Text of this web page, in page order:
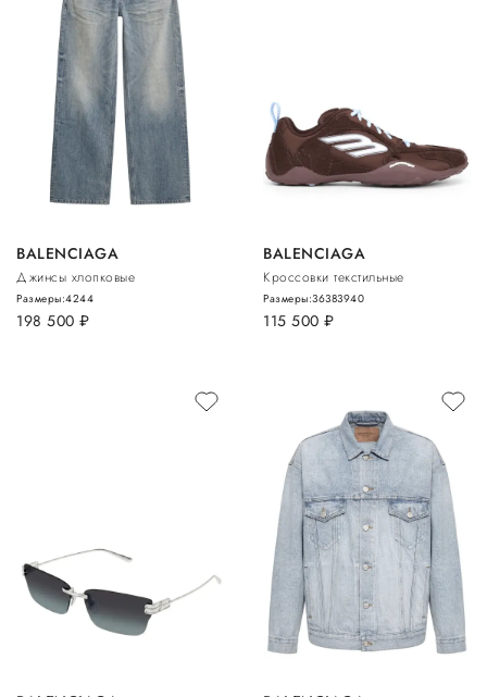
BALENCIAGA
Джинсы хлопковые
198 500 руб.
Размеры:4244
BALENCIAGA
Кроссовки текстильные
115 500 руб.
Размеры:36383940